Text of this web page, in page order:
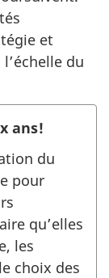
et
du
ans!
du
pour
qu’elles
les
choix des